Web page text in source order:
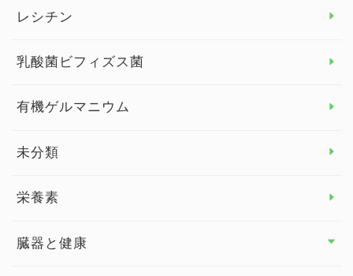
眼の健康
睡眠
レシチン
乳酸菌ビフィズス菌
有機ゲルマニウム
未分類
栄養素
臓器と健康